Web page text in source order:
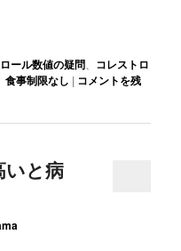
ール数値の疑問
コレストロ
事制限なし | コメントを残
いと病